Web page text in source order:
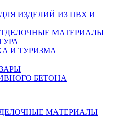
ИЗДЕЛИЙ ИЗ ПВХ И
МАТЕРИАЛЫ
И ТУРИЗМА
БЕТОНА
МАТЕРИАЛЫ